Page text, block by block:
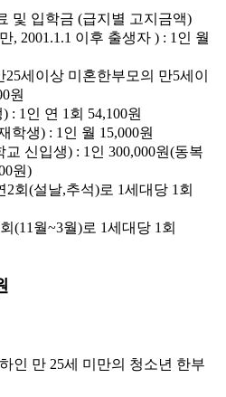
및 입학금 (급지별 고지금액)
, 2001.1.1 이후 출생자 ) : 1인 월
세이상 미혼한부모의 만5세이
원
: 1인 연 1회 54,100원
학생) : 1인 월 15,000원
신입생) : 1인 300,000원(동복
원)
회(설날,추석)로 1세대당 1회
(11월~3월)로 1세대당 1회
인 만 25세 미만의 청소년 한부